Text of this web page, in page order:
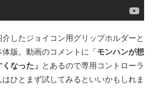
したジョイコン用グリップホルダーと
版。動画のコメントに「 モンハンが想
なった」
とあるので専用コントローラ
ひとまず試してみるといいかもしれま